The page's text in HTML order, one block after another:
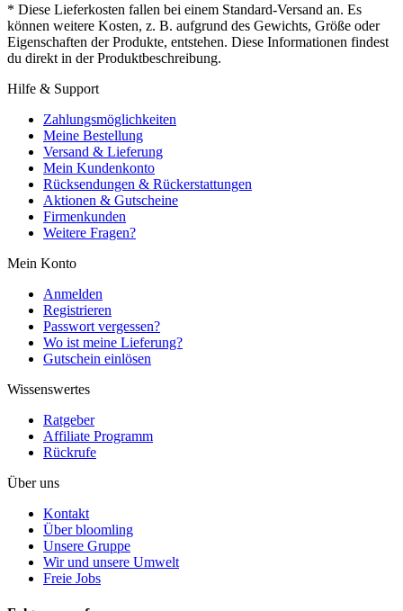
* Diese Lieferkosten fallen bei einem Standard-Versand an. Es
können weitere Kosten, z. B. aufgrund des Gewichts, Größe oder
Eigenschaften der Produkte, entstehen. Diese Informationen findest
du direkt in der Produktbeschreibung.
Hilfe & Support
Zahlungsmöglichkeiten
Meine Bestellung
Versand & Lieferung
Mein Kundenkonto
Rücksendungen & Rückerstattungen
Aktionen & Gutscheine
Firmenkunden
Weitere Fragen?
Mein Konto
Anmelden
Registrieren
Passwort vergessen?
Wo ist meine Lieferung?
Gutschein einlösen
Wissenswertes
Ratgeber
Affiliate Programm
Rückrufe
Über uns
Kontakt
Über bloomling
Unsere Gruppe
Wir und unsere Umwelt
Freie Jobs